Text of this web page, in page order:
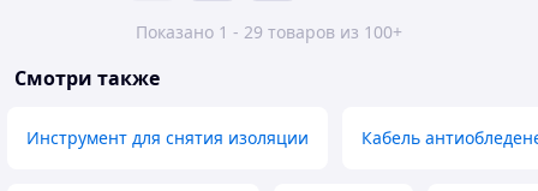
Показано 1 - 29 товаров из 100+
Смотри также
Инструмент для снятия изоляции Кабель